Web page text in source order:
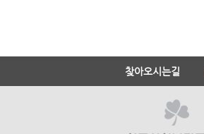
찾아오시는길